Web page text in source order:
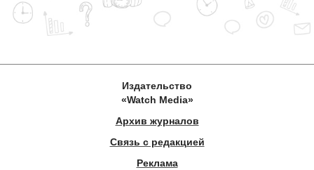
Издательство
«Watch Media»
Архив журналов
Связь с редакцией
Реклама